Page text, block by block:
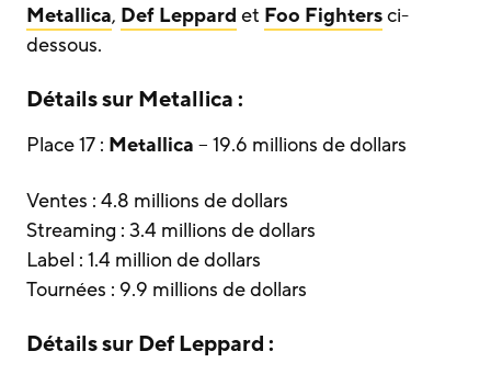
Metallica, Def Leppard et Foo Fightersci-
dessous.
Détails sur Metallica :
Place 17 : Metallica – 19.6 millions de dollars
Ventes : 4.8 millions de dollars
Streaming : 3.4 millions de dollars
Label : 1.4 million de dollars
Tournées : 9.9 millions de dollars
Détails surDef Leppard: